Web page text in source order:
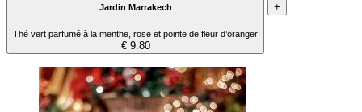
Jardin Marrakech
Thé vert parfumé à la menthe, rose et pointe de fleur d’oranger
€ 9.80
+